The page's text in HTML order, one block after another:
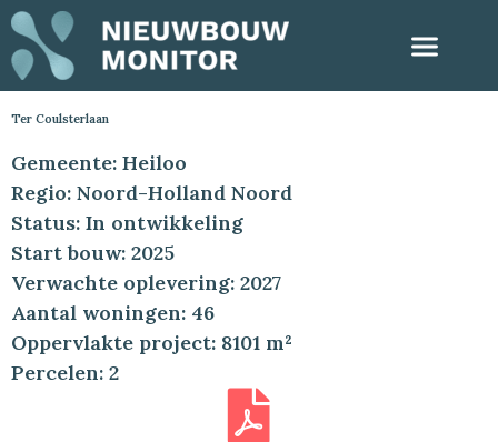
Ter Coulsterlaan
Gemeente: Heiloo
Regio: Noord-Holland Noord
Status: In ontwikkeling
Start bouw: 2025
Verwachte oplevering: 2027
Aantal woningen: 46
Oppervlakte project: 8101 m²
Percelen: 2